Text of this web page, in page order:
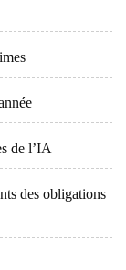
de l’IA
des obligations